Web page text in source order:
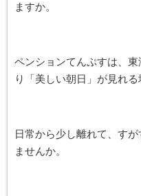
ますか。
ペンションてんぷすは、
り「美しい朝日」が見れる
日常から少し離れて、す
ませんか。